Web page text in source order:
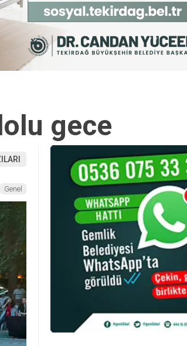
gece
Genel